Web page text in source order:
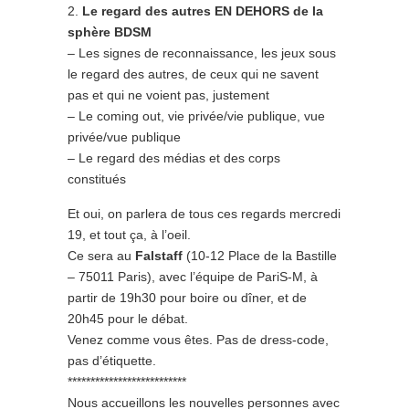
2. Le regard des autres EN DEHORS de la
sphère BDSM
– Les signes de reconnaissance, les jeux sous
le regard des autres, de ceux qui ne savent
pas et qui ne voient pas, justement
– Le coming out, vie privée/vie publique, vue
privée/vue publique
– Le regard des médias et des corps
constitués
Et oui, on parlera de tous ces regards mercredi
19, et tout ça, à l’oeil.
Ce sera au Falstaff (10-12 Place de la Bastille
– 75011 Paris), avec l’équipe de PariS-M, à
partir de 19h30 pour boire ou dîner, et de
20h45 pour le débat.
Venez comme vous êtes. Pas de dress-code,
pas d’étiquette.
**************************
Nous accueillons les nouvelles personnes avec